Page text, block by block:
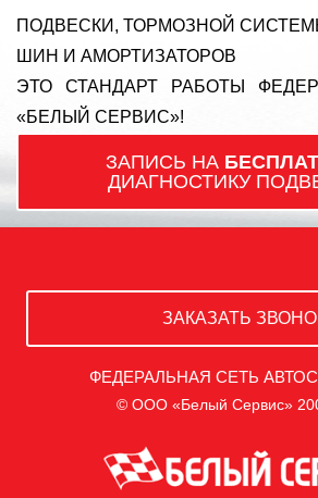
ПОДВЕСКИ, ТОРМОЗНОЙ
ШИН И АМОРТИЗАТОРОВ
ЭТО СТАНДАРТ РАБОТЫ
«БЕЛЫЙ СЕРВИС»!
ЗАПИСЬ НА
ДИАГНОСТИКУ
ЗАКАЗАТЬ
ФЕДЕРАЛЬНАЯ СЕТЬ
© ООО «Белый Сервис»